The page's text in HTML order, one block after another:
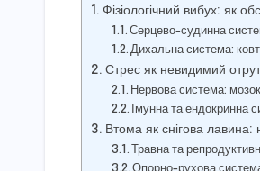
Фізіологічний вибух: як
Серцево-судинна
Дихальна система:
Стрес як невидимий
Нервова система:
Імунна та ендокринна
Втома як снігова лавина:
Травна та